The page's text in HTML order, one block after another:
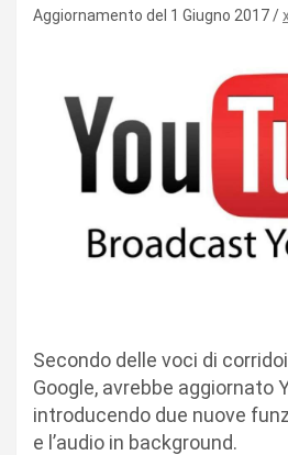
Aggiornamento del 1 Giugno 2017
Secondo delle voci di
Google, avrebbe aggiornato
introducendo due nuove
e l’audio in background.